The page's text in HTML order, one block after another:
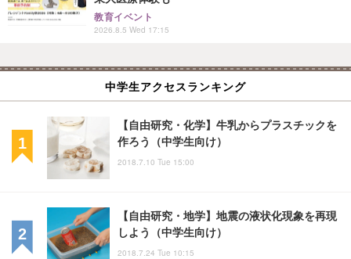
教育イベント
2026.8.5 Wed 17:15
中学生アクセスランキング
【自由研究・化学】牛乳からプラスチックを
作ろう（中学生向け）
2018.7.10 Tue 15:00
【自由研究・地学】地震の液状化現象を再現
しよう（中学生向け）
2018.7.24 Tue 10:15